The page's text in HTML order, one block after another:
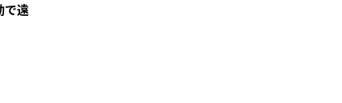
で遠